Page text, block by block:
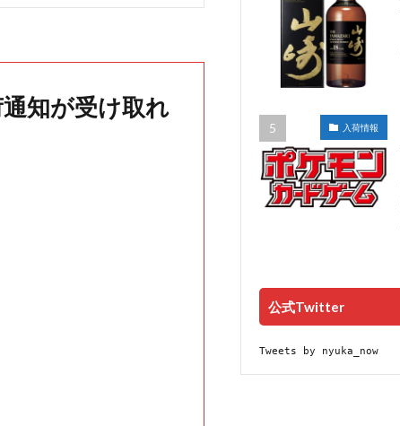
知が受け取れ
入荷情報
公式Twitter
Tweets by nyuka_now